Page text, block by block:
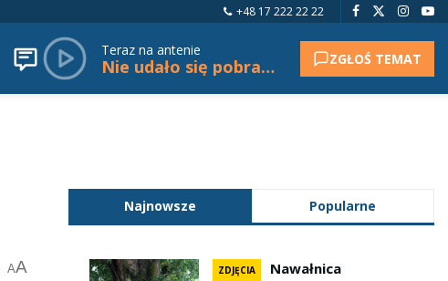
+48 17 222 22 22
Teraz na antenie
Nie udało się pobrać tytułu. ZGŁOŚ TEMAT
AA
Najnowsze Popularne
ZDJĘCIA
Nawałnica